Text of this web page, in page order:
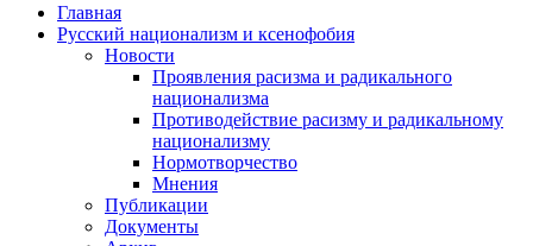
Главная
Русский национализм и ксенофобия
Новости
Проявления расизма и радикального
национализма
Противодействие расизму и радикальному
национализму
Нормотворчество
Мнения
Публикации
Документы